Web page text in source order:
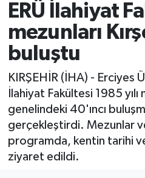
ERÜ İlahiyat
mezunları
buluştu
KIRŞEHİR (İHA) - Erciyes
İlahiyat Fakültesi 1985
genelindeki 40'ıncı
gerçekleştirdi. Mezunlar
programda, kentin tarihi
ziyaret edildi.
Son Dakika Haberleri
Haber Arşivi